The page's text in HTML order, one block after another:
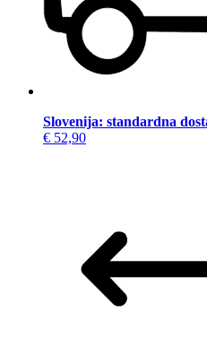
Slovenija: standardna
€ 52,90